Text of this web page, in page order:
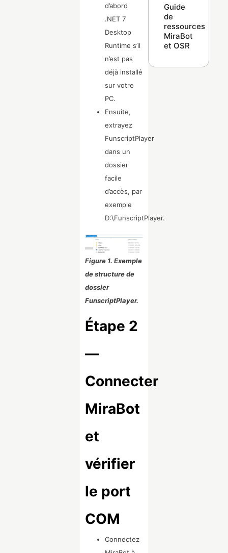
d’abord
.NET 7
Desktop
Runtime s’il
n’est pas
déjà installé
sur votre
PC.
Ensuite,
extrayez
FunscriptPlayer
dans un
dossier
facile
d’accès, par
exemple
D:\FunscriptPlayer.
Figure 1. Exemple
de structure de
dossier
FunscriptPlayer.
Étape 2
—
Connecter
MiraBot
et
vérifier
le port
COM
Connectez
Guide
de
ressources
MiraBot
et OSR